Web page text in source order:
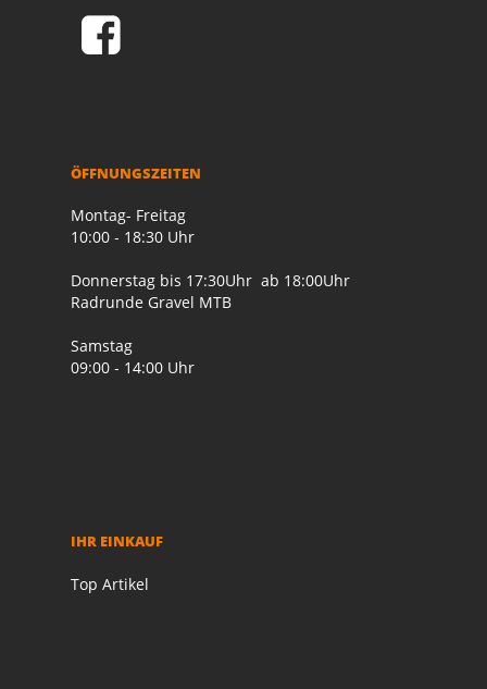
ÖFFNUNGSZEITEN
Montag- Freitag
10:00 - 18:30 Uhr
Donnerstag bis 17:30Uhr ab 18:00Uhr
Radrunde Gravel MTB
Samstag
09:00 - 14:00 Uhr
IHR EINKAUF
Top Artikel